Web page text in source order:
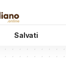
Salvati